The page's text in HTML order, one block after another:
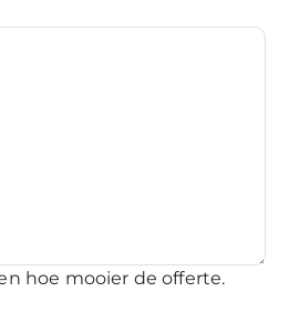
hoe mooier de offerte.